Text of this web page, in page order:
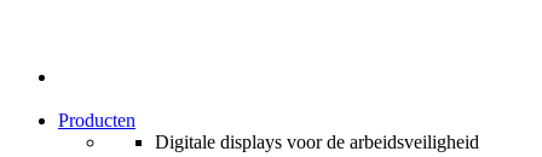
Producten
Digitale displays voor de arbeidsveiligheid